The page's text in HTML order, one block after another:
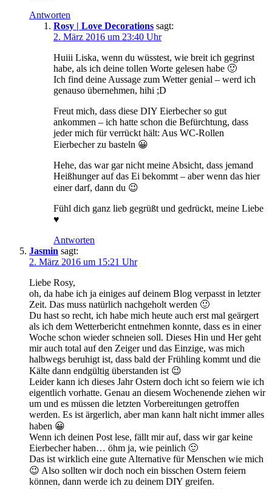
Antworten
Rosy | Love Decorations sagt:
2. März 2016 um 23:40 Uhr
Huiii Liska, wenn du wüsstest, wie breit ich gegrinst
habe, als ich deine tollen Worte gelesen habe 🙂
Ich find deine Aussage zum Wetter genial – werd ich
genauso übernehmen, hihi ;D
Freut mich, dass diese DIY Eierbecher so gut
ankommen – ich hatte schon die Befürchtung, dass
jeder mich für verrückt hält: Aus WC-Rollen
Eierbecher zu basteln 😀
Hehe, das war gar nicht meine Absicht, dass jemand
Heißhunger auf das Ei bekommt – aber wenn das hier
einer darf, dann du 😉
Fühl dich ganz lieb gegrüßt und gedrückt, meine Liebe
♥
Antworten
Jasmin sagt:
2. März 2016 um 15:21 Uhr
Liebe Rosy,
oh, da habe ich ja einiges auf deinem Blog verpasst in letzter
Zeit. Das muss natürlich nachgeholt werden 🙂
Du hast so recht, ich habe mich heute auch erst mal geärgert
als ich dem Wetterbericht entnehmen konnte, dass es in einer
Woche schon wieder schneien soll. Dieses Hin und Her geht
mir auch total auf den Zeiger und das Einzige, was mich
halbwegs beruhigt ist, dass bald der Frühling kommt und die
Kälte dann endgültig überstanden ist 😉
Leider kann ich dieses Jahr Ostern doch icht so feiern wie ich
eigentlich vorhatte. Genau an diesem Wochenende ziehen wir
um und es müssen die letzten Vorbereitungen getroffen
werden. Es ist ärgerlich, aber man kann halt nicht immer alles
haben 😀
Wenn ich deinen Post lese, fällt mir auf, dass wir gar keine
Eierbecher haben… öhm ja, wie peinlich 🙂
Das ist wirklich eine gute Alternative für Menschen wie mich
😉 Also sollten wir doch noch ein bisschen Ostern feiern
können, dann werde ich zu deinem DIY greifen.